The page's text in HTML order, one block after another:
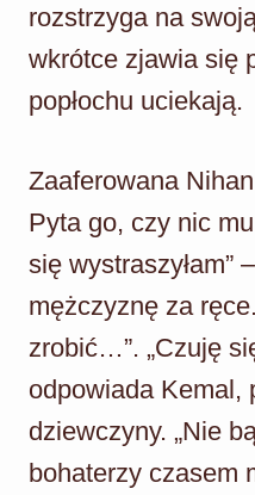
rozstrzyga na
wkrótce zjawia się
popłochu uciekają.
Zaaferowana
Pyta go, czy nic
się wystraszyłam”
mężczyznę za
zrobić…”. „Czuję
odpowiada Kemal,
dziewczyny. „Nie
bohaterzy czasem